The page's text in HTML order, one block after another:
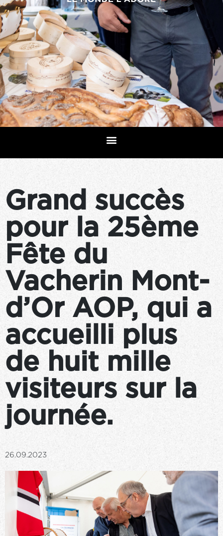
Grand succès
pour la 25ème
Fête du
Vacherin Mont-
d’Or AOP, qui a
accueilli plus
de huit mille
visiteurs sur la
journée.
26.09.2023